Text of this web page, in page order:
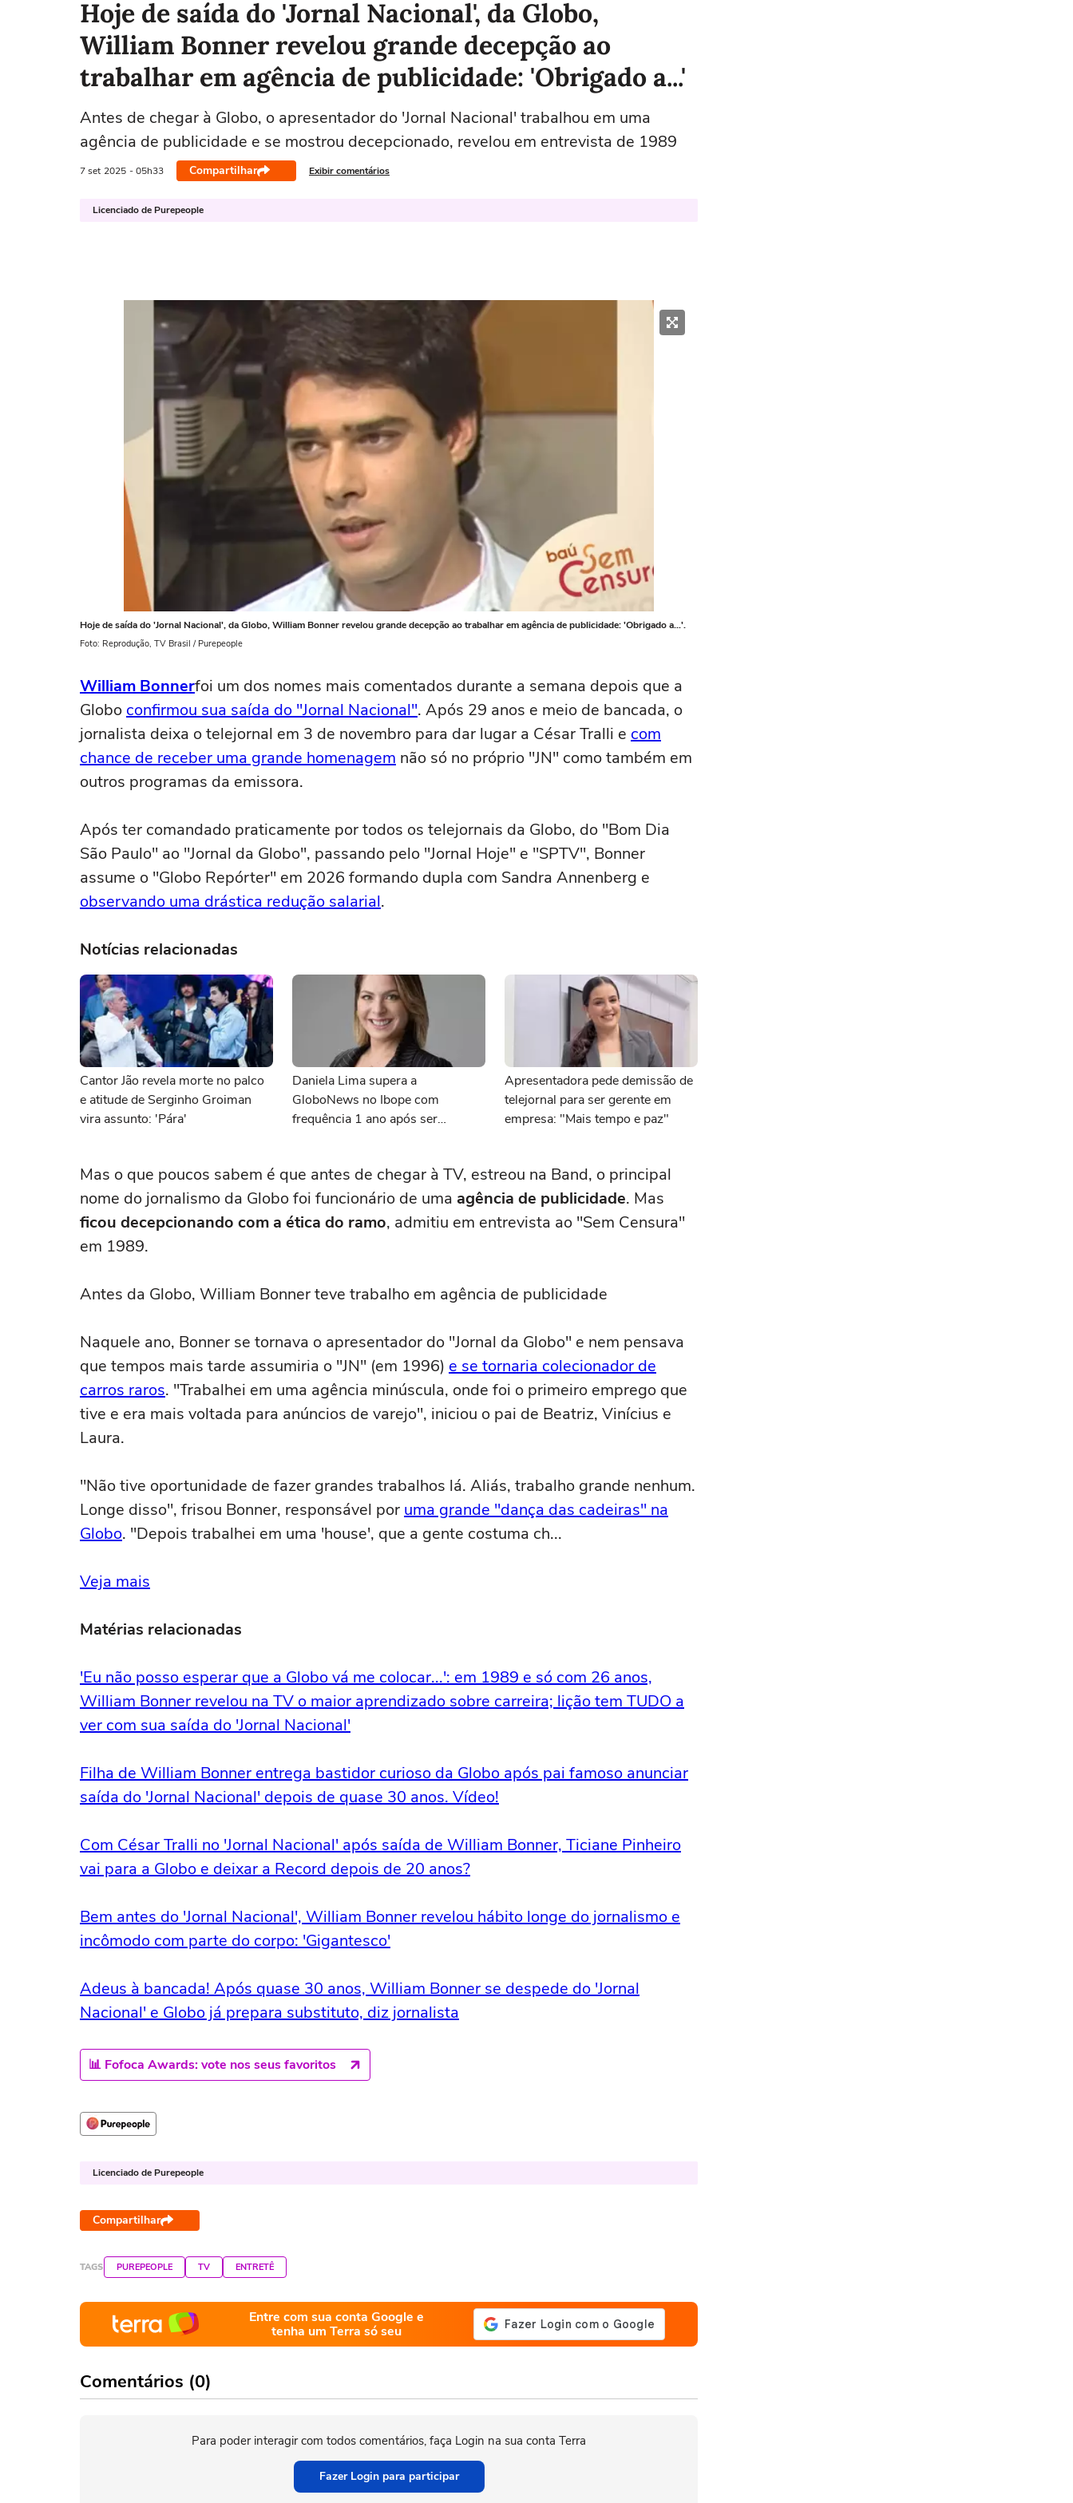
Hoje de saída do 'Jornal Nacional', da Globo,
William Bonner revelou grande decepção ao
trabalhar em agência de publicidade: 'Obrigado a...'
Antes de chegar à Globo, o apresentador do 'Jornal Nacional' trabalhou em uma
agência de publicidade e se mostrou decepcionado, revelou em entrevista de 1989
7 set 2025 - 05h33 Compartilhar Exibir comentários
Licenciado de Purepeople
Hoje de saída do 'Jornal Nacional', da Globo, William Bonner revelou grande decepção ao trabalhar em agência de publicidade: 'Obrigado a...'.
Foto: Reprodução, TV Brasil / Purepeople
William Bonnerfoi um dos nomes mais comentados durante a semana depois que a
Globo confirmou sua saída do "Jornal Nacional". Após 29 anos e meio de bancada, o
jornalista deixa o telejornal em 3 de novembro para dar lugar a César Tralli e com
chance de receber uma grande homenagem não só no próprio "JN" como também em
outros programas da emissora.
Após ter comandado praticamente por todos os telejornais da Globo, do "Bom Dia
São Paulo" ao "Jornal da Globo", passando pelo "Jornal Hoje" e "SPTV", Bonner
assume o "Globo Repórter" em 2026 formando dupla com Sandra Annenberg e
observando uma drástica redução salarial.
Notícias relacionadas
Cantor Jão revela morte no palco
e atitude de Serginho Groiman
vira assunto: 'Pára'
Daniela Lima supera a
GloboNews no Ibope com
frequência 1 ano após ser
Apresentadora pede demissão de
telejornal para ser gerente em
empresa: "Mais tempo e paz"
Mas o que poucos sabem é que antes de chegar à TV, estreou na Band, o principal
nome do jornalismo da Globo foi funcionário de uma agência de publicidade. Mas
ficou decepcionando com a ética do ramo, admitiu em entrevista ao "Sem Censura"
em 1989.
Antes da Globo, William Bonner teve trabalho em agência de publicidade
Naquele ano, Bonner se tornava o apresentador do "Jornal da Globo" e nem pensava
que tempos mais tarde assumiria o "JN" (em 1996) e se tornaria colecionador de
carros raros. "Trabalhei em uma agência minúscula, onde foi o primeiro emprego que
tive e era mais voltada para anúncios de varejo", iniciou o pai de Beatriz, Vinícius e
Laura.
"Não tive oportunidade de fazer grandes trabalhos lá. Aliás, trabalho grande nenhum.
Longe disso", frisou Bonner, responsável por uma grande "dança das cadeiras" na
Globo. "Depois trabalhei em uma 'house', que a gente costuma ch...
Veja mais
Matérias relacionadas
'Eu não posso esperar que a Globo vá me colocar...': em 1989 e só com 26 anos,
William Bonner revelou na TV o maior aprendizado sobre carreira; lição tem TUDO a
ver com sua saída do 'Jornal Nacional'
Filha de William Bonner entrega bastidor curioso da Globo após pai famoso anunciar
saída do 'Jornal Nacional' depois de quase 30 anos. Vídeo!
Com César Tralli no 'Jornal Nacional' após saída de William Bonner, Ticiane Pinheiro
vai para a Globo e deixar a Record depois de 20 anos?
Bem antes do 'Jornal Nacional', William Bonner revelou hábito longe do jornalismo e
incômodo com parte do corpo: 'Gigantesco'
Adeus à bancada! Após quase 30 anos, William Bonner se despede do 'Jornal
Nacional' e Globo já prepara substituto, diz jornalista
📊 Fofoca Awards: vote nos seus favoritos
Licenciado de Purepeople
Compartilhar
TAGS PUREPEOPLE TV ENTRETÊ
Entre com sua conta Google e
tenha um Terra só seu
Comentários (0)
Para poder interagir com todos comentários, faça Login na sua conta Terra
Fazer Login para participar